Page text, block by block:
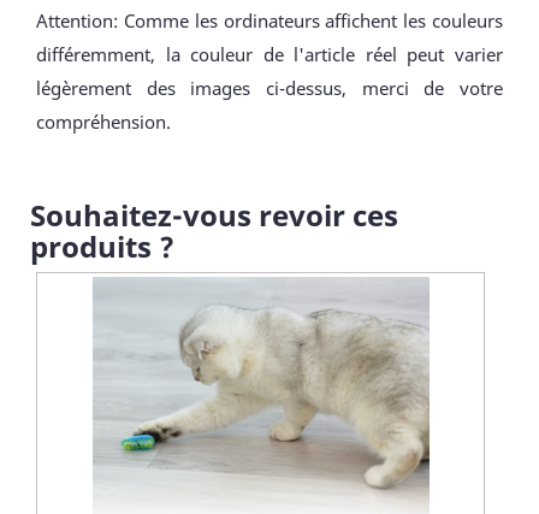
Attention: Comme les ordinateurs affichent les couleurs
différemment, la couleur de l'article réel peut varier
légèrement des images ci-dessus, merci de votre
compréhension.
Souhaitez-vous revoir ces
produits ?